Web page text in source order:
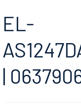
EL-
|